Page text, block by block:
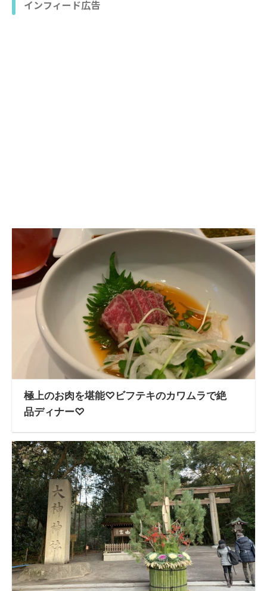
インフィード広告
極上のお肉を堪能♡ビフテキのカワムラで絶
品ディナー♡